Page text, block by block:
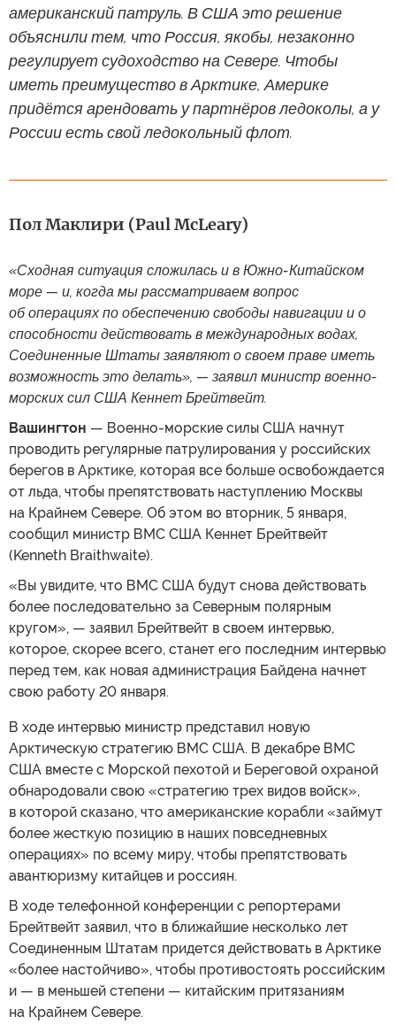
американский патруль. В США это решение
объяснили тем, что Россия, якобы, незаконно
регулирует судоходство на Севере. Чтобы
иметь преимущество в Арктике, Америке
придётся арендовать у партнёров ледоколы, а у
России есть свой ледокольный флот.
Пол Маклири (Paul McLeary)
«Сходная ситуация сложилась и в Южно-Китайском
море — и, когда мы рассматриваем вопрос
об операциях по обеспечению свободы навигации и о
способности действовать в международных водах,
Соединенные Штаты заявляют о своем праве иметь
возможность это делать», — заявил министр военно-
морских сил США Кеннет Брейтвейт.
Вашингтон — Военно-морские силы США начнут
проводить регулярные патрулирования у российских
берегов в Арктике, которая все больше освобождается
от льда, чтобы препятствовать наступлению Москвы
на Крайнем Севере. Об этом во вторник, 5 января,
сообщил министр ВМС США Кеннет Брейтвейт
(Kenneth Braithwaite).
«Вы увидите, что ВМС США будут снова действовать
более последовательно за Северным полярным
кругом», — заявил Брейтвейт в своем интервью,
которое, скорее всего, станет его последним интервью
перед тем, как новая администрация Байдена начнет
свою работу 20 января.
В ходе интервью министр представил новую
Арктическую стратегию ВМС США. В декабре ВМС
США вместе с Морской пехотой и Береговой охраной
обнародовали свою «стратегию трех видов войск»,
в которой сказано, что американские корабли «займут
более жесткую позицию в наших повседневных
операциях» по всему миру, чтобы препятствовать
авантюризму китайцев и россиян.
В ходе телефонной конференции с репортерами
Брейтвейт заявил, что в ближайшие несколько лет
Соединенным Штатам придется действовать в Арктике
«более настойчиво», чтобы противостоять российским
и — в меньшей степени — китайским притязаниям
на Крайнем Севере.